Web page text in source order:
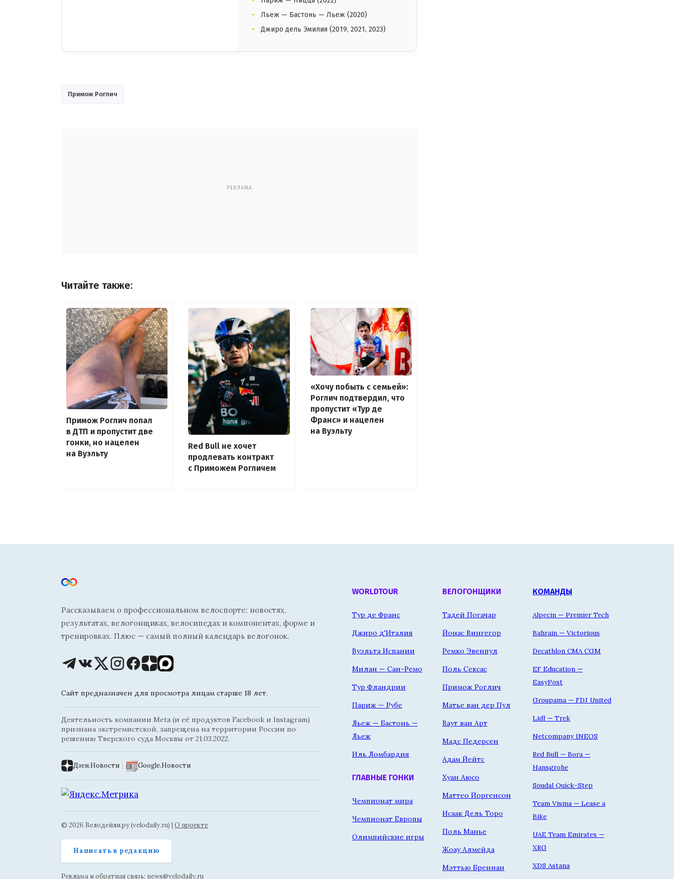
Льеж — Бастонь — Льеж (2020)
Джиро дель Эмилия (2019, 2021, 2023)
Примож Роглич
РЕКЛАМА
Читайте также:
Примож Роглич попал
в ДТП и пропустит две
гонки, но нацелен
на Вуэльту
Red Bull не хочет
продлевать контракт
с Приможем Рогличем
«Хочу побыть с семьей»:
Роглич подтвердил, что
пропустит «Тур де
Франс» и нацелен
на Вуэльту
Рассказываем о профессиональном велоспорте: новостях,
результатах, велогонщиках, велосипедах и компонентах, форме и
тренировках. Плюс — самый полный календарь велогонок.
Сайт предназначен для просмотра лицам старше 18 лет.
Деятельность компании Meta (и её продуктов Facebook и Instagram)
признана экстремистской, запрещена на территории России по
решению Тверского суда Москвы от 21.03.2022.
Дзен.Новости | Google.Новости
© 2026 Велодейли.ру (velodaily.ru) | О проекте
Написать в редакцию
Реклама и обратная связь: news@velodaily.ru
WORLDTOUR
Тур де Франс
Джиро д'Италия
Вуэльта Испании
Милан — Сан-Ремо
Тур Фландрии
Париж — Рубе
Льеж — Бастонь —
Льеж
Иль Ломбардия
ГЛАВНЫЕ ГОНКИ
Чемпионат мира
Чемпионат Европы
Олимпийские игры
ВЕЛОГОНЩИКИ
Тадей Погачар
Йонас Вингегор
Ремко Эвенпул
Поль Сексас
Примож Роглич
Матье ван дер Пул
Ваут ван Арт
Мадс Педерсен
Адам Йейтс
Хуан Аюсо
Маттео Йоргенсон
Исаак Дель Торо
Поль Манье
Жоау Алмейда
Мэттью Бреннан
КОМАНДЫ
Alpecin — Premier Tech
Bahrain — Victorious
Decathlon CMA CGM
EF Education —
EasyPost
Groupama — FDJ United
Lidl — Trek
Netcompany INEOS
Red Bull — Bora —
Hansgrohe
Soudal Quick-Step
Team Visma — Lease a
Bike
UAE Team Emirates —
XRG
XDS Astana